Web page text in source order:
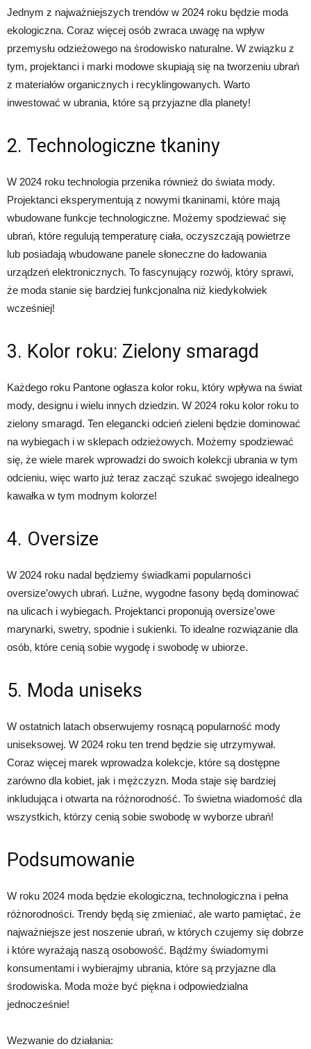
Jednym z najważniejszych trendów w 2024 roku będzie moda
ekologiczna. Coraz więcej osób zwraca uwagę na wpływ
przemysłu odzieżowego na środowisko naturalne. W związku z
tym, projektanci i marki modowe skupiają się na tworzeniu ubrań
z materiałów organicznych i recyklingowanych. Warto
inwestować w ubrania, które są przyjazne dla planety!
2. Technologiczne tkaniny
W 2024 roku technologia przenika również do świata mody.
Projektanci eksperymentują z nowymi tkaninami, które mają
wbudowane funkcje technologiczne. Możemy spodziewać się
ubrań, które regulują temperaturę ciała, oczyszczają powietrze
lub posiadają wbudowane panele słoneczne do ładowania
urządzeń elektronicznych. To fascynujący rozwój, który sprawi,
że moda stanie się bardziej funkcjonalna niż kiedykolwiek
wcześniej!
3. Kolor roku: Zielony smaragd
Każdego roku Pantone ogłasza kolor roku, który wpływa na świat
mody, designu i wielu innych dziedzin. W 2024 roku kolor roku to
zielony smaragd. Ten elegancki odcień zieleni będzie dominować
na wybiegach i w sklepach odzieżowych. Możemy spodziewać
się, że wiele marek wprowadzi do swoich kolekcji ubrania w tym
odcieniu, więc warto już teraz zacząć szukać swojego idealnego
kawałka w tym modnym kolorze!
4. Oversize
W 2024 roku nadal będziemy świadkami popularności
oversize’owych ubrań. Luźne, wygodne fasony będą dominować
na ulicach i wybiegach. Projektanci proponują oversize’owe
marynarki, swetry, spodnie i sukienki. To idealne rozwiązanie dla
osób, które cenią sobie wygodę i swobodę w ubiorze.
5. Moda uniseks
W ostatnich latach obserwujemy rosnącą popularność mody
uniseksowej. W 2024 roku ten trend będzie się utrzymywał.
Coraz więcej marek wprowadza kolekcje, które są dostępne
zarówno dla kobiet, jak i mężczyzn. Moda staje się bardziej
inkludująca i otwarta na różnorodność. To świetna wiadomość dla
wszystkich, którzy cenią sobie swobodę w wyborze ubrań!
Podsumowanie
W roku 2024 moda będzie ekologiczna, technologiczna i pełna
różnorodności. Trendy będą się zmieniać, ale warto pamiętać, że
najważniejsze jest noszenie ubrań, w których czujemy się dobrze
i które wyrażają naszą osobowość. Bądźmy świadomymi
konsumentami i wybierajmy ubrania, które są przyjazne dla
środowiska. Moda może być piękna i odpowiedzialna
jednocześnie!
Wezwanie do działania: